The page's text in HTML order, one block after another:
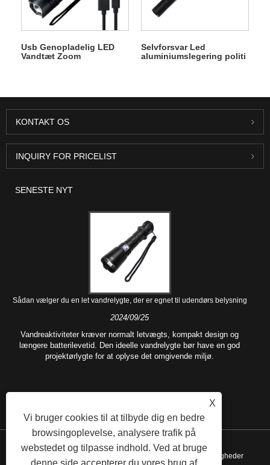
Usb Genopladelig LED
Vandtæt Zoom
Selvforsvar Led
aluminiumslegering politi
KONTAKT OS
INQUIRY FOR PRICELIST
SENESTE NYT
Sådan vælger du en let vandrelygte, der er egnet til udendørs belysning
2024/09/25
Vandreaktiviteter kræver normalt letvægts, kompakt design og
længere batterilevetid. Den ideelle vandrelygte bør have en god
projektørlygte for at oplyse det omgivende miljø.
Copyright © 2021 Ningbo Rotchi Business Co.,Ltd. Alle rettigheder
X
Vi bruger cookies til at tilbyde dig en bedre
browsingoplevelse, analysere trafik på
webstedet og tilpasse indhold. Ved at bruge
denne side accepterer du vores brug af